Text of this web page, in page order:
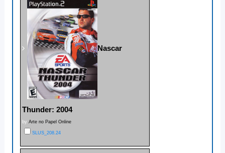
Nascar
Thunder: 2004
by Arte no Papel Online
SLUS_208.24